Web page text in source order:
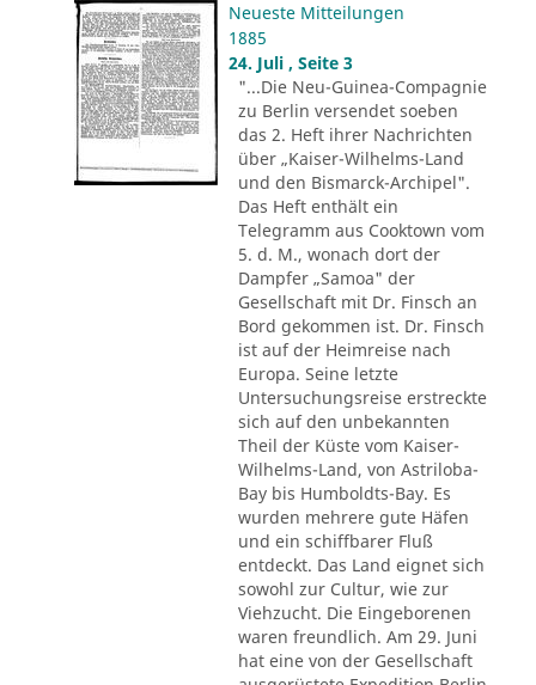
Neueste Mitteilungen
1885
24. Juli , Seite 3
"...Die Neu-Guinea-Compagnie
zu Berlin versendet soeben
das 2. Heft ihrer Nachrichten
über „Kaiser-Wilhelms-Land
und den Bismarck-Archipel".
Das Heft enthält ein
Telegramm aus Cooktown vom
5. d. M., wonach dort der
Dampfer „Samoa" der
Gesellschaft mit Dr. Finsch an
Bord gekommen ist. Dr. Finsch
ist auf der Heimreise nach
Europa. Seine letzte
Untersuchungsreise erstreckte
sich auf den unbekannten
Theil der Küste vom Kaiser-
Wilhelms-Land, von Astriloba-
Bay bis Humboldts-Bay. Es
wurden mehrere gute Häfen
und ein schiffbarer Fluß
entdeckt. Das Land eignet sich
sowohl zur Cultur, wie zur
Viehzucht. Die Eingeborenen
waren freundlich. Am 29. Juni
hat eine von der Gesellschaft